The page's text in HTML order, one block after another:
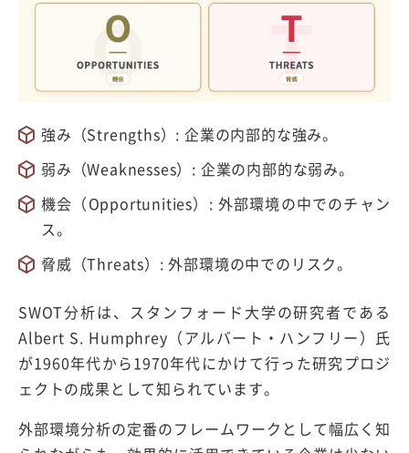
強み（Strengths）: 企業の内部的な強み。
弱み（Weaknesses）: 企業の内部的な弱み。
機会（Opportunities）: 外部環境の中でのチャン
ス。
脅威（Threats）: 外部環境の中でのリスク。
SWOT分析は、スタンフォード大学の研究者である
Albert S. Humphrey（アルバート・ハンフリー）氏
が1960年代から1970年代にかけて行った研究プロジ
ェクトの成果として知られています。
外部環境分析の定番のフレームワークとして幅広く知